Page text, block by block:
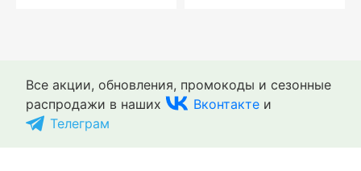
Все акции, обновления, промокоды и сезонные
распродажи в наших
Вконтакте и
Телеграм